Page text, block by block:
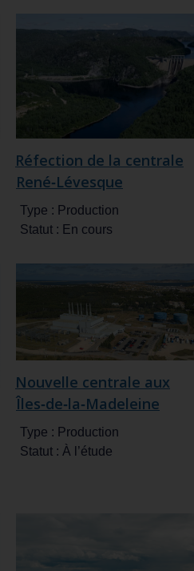
Réfection de la centrale
René‑Lévesque
Type : Production
Statut : En cours
Nouvelle centrale aux
Îles‑de‑la‑Madeleine
Type : Production
Statut : À l’étude